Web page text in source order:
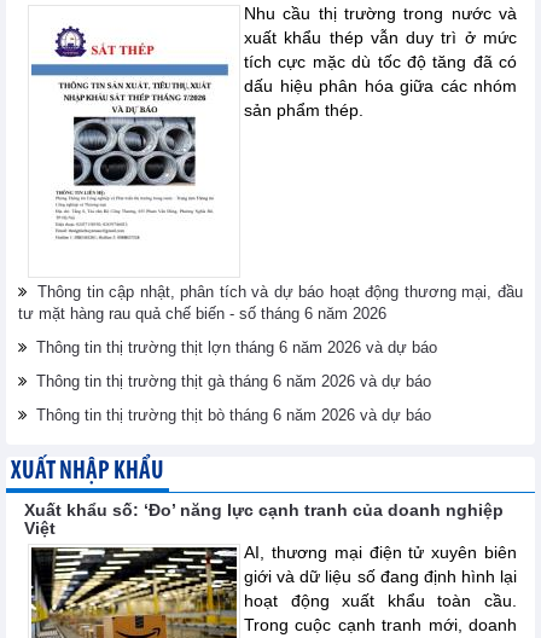
Nhu cầu thị trường trong nước và
xuất khẩu thép vẫn duy trì ở mức
tích cực mặc dù tốc độ tăng đã có
dấu hiệu phân hóa giữa các nhóm
sản phẩm thép.
Thông tin cập nhật, phân tích và dự báo hoạt động thương mại, đầu
tư mặt hàng rau quả chế biến - số tháng 6 năm 2026
Thông tin thị trường thịt lợn tháng 6 năm 2026 và dự báo
Thông tin thị trường thịt gà tháng 6 năm 2026 và dự báo
Thông tin thị trường thịt bò tháng 6 năm 2026 và dự báo
XUẤT NHẬP KHẨU
Xuất khẩu số: ‘Đo’ năng lực cạnh tranh của doanh nghiệp
Việt
AI, thương mại điện tử xuyên biên
giới và dữ liệu số đang định hình lại
hoạt động xuất khẩu toàn cầu.
Trong cuộc cạnh tranh mới, doanh